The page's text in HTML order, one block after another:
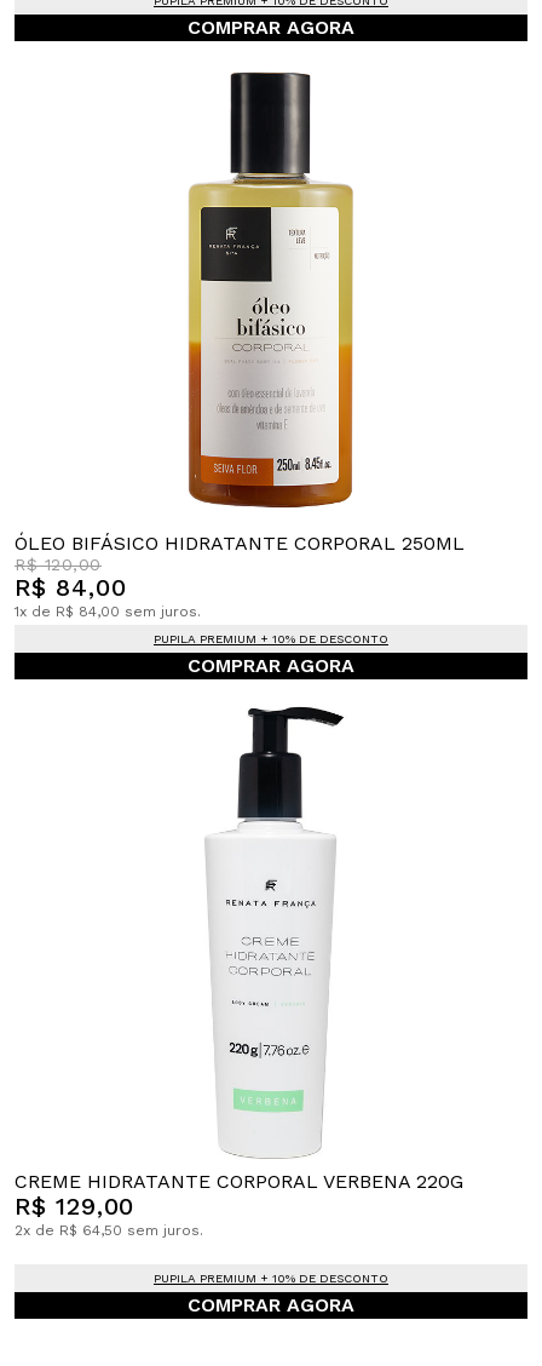
COMPRAR AGORA
ÓLEO BIFÁSICO HIDRATANTE CORPORAL 250ML
R$ 120,00
R$ 84,00
1x de R$ 84,00 sem juros.
PUPILA PREMIUM + 10% DE DESCONTO
COMPRAR AGORA
CREME HIDRATANTE CORPORAL VERBENA 220G
R$ 129,00
2x de R$ 64,50 sem juros.
PUPILA PREMIUM + 10% DE DESCONTO
COMPRAR AGORA